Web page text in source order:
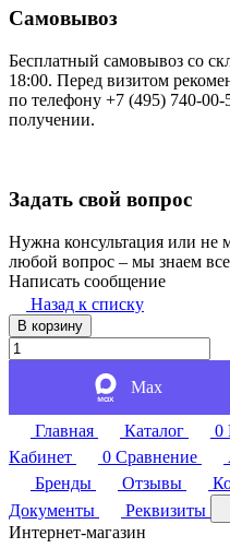
Самовывоз
Бесплатный самовывоз со
18:00. Перед визитом
по телефону +7 (495) 740-
получении.
Задать свой вопрос
Нужна консультация или не
любой вопрос – мы знаем
Написать сообщение
Назад к списку
В корзину
Max
Главная Каталог 0
Кабинет
0 Сравнение
Бренды
Отзывы
Документы
Реквизиты
Интернет-магазин